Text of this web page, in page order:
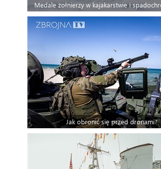
Medale żołnierzy w kajakarstwie i
Jak obronić się przed dronami?